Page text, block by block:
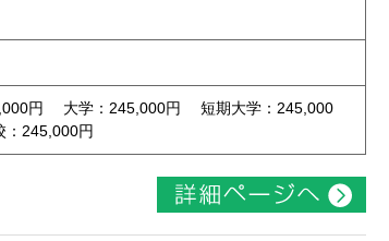
円 大学：245,000円 短期大学：245,000
245,000円